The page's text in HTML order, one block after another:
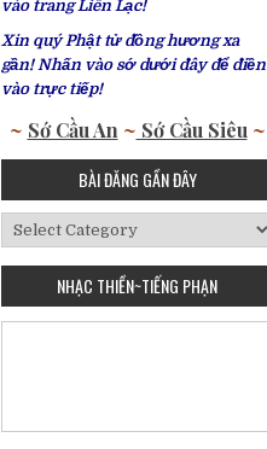
vào trang Liên Lạc!
Xin quý Phật tử đồng hương xa
gần! Nhấn vào sớ dưới đây để điền
vào trực tiếp!
~ Sớ Cầu An ~ Sớ Cầu Siêu ~
BÀI ĐĂNG GẦN ĐÂY
Bài
Đăng
Gần
NHẠC THIỀN~TIẾNG PHẠN